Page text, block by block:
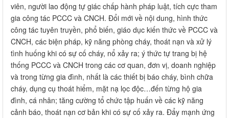
viên, người lao động tự giác chấp hành pháp luật, tích cực tham
gia công tác PCCC và CNCH. Đổi mới về nội dung, hình thức
công tác tuyên truyền, phổ biến, giáo dục kiến thức về PCCC và
CNCH, các biện pháp, kỹ năng phòng cháy, thoát nạn và xử lý
tình huống khi có sự cố cháy, nổ xảy ra; ý thức tự trang bị hệ
thống PCCC và CNCH trong các cơ quan, đơn vị, doanh nghiệp
và trong từng gia đình, nhất là các thiết bị báo cháy, bình chữa
cháy, dụng cụ thoát hiểm, mặt nạ lọc độc…đến từng hộ gia
đình, cá nhân; tăng cường tổ chức tập huấn về các kỹ năng
cảnh báo, thoát nạn cơ bản khi có sự cố xảy ra. Đẩy mạnh ứng